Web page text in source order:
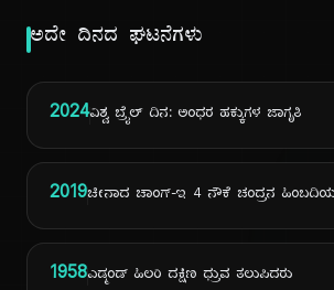
ಅದೇ ದಿನದ ಘಟನೆಗಳು
2024ವಿಶ್ವ ಬ್ರೈಲ್ ದಿನ: ಅಂಧರ ಹಕ್ಕುಗಳ ಜಾಗೃತಿ
2019ಚೀನಾದ ಚಾಂಗ್-ಇ 4 ನೌಕೆ ಚಂದ್ರನ
1958ಎಡ್ಮಂಡ್ ಹಿಲರಿ ದಕ್ಷಿಣ ಧ್ರುವ ತಲುಪಿದರು